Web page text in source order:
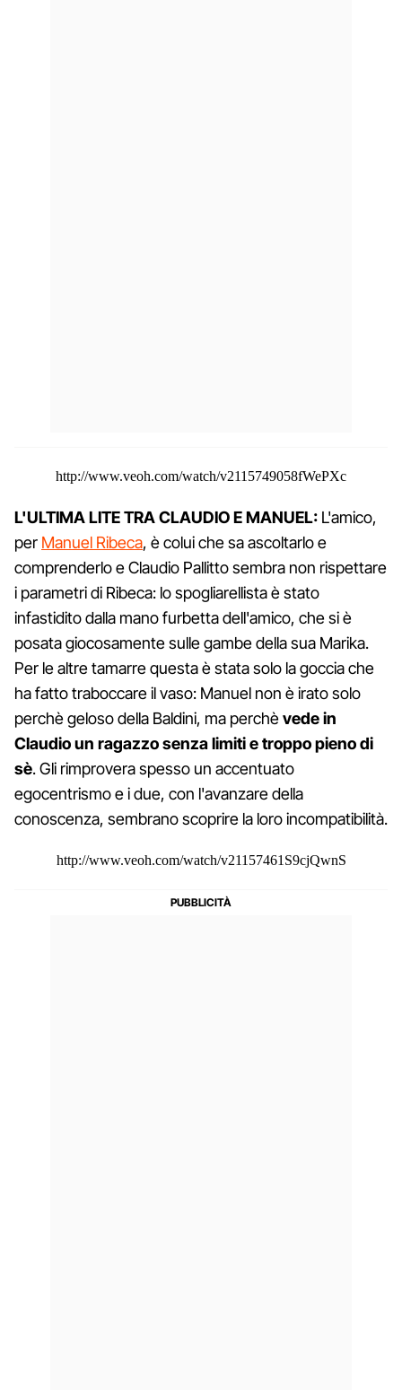
http://www.veoh.com/watch/v2115749058fWePXc
L'ULTIMA LITE TRA CLAUDIO E MANUEL: L'amico,
per Manuel Ribeca, è colui che sa ascoltarlo e
comprenderlo e Claudio Pallitto sembra non rispettare
i parametri di Ribeca: lo spogliarellista è stato
infastidito dalla mano furbetta dell'amico, che si è
posata giocosamente sulle gambe della sua Marika.
Per le altre tamarre questa è stata solo la goccia che
ha fatto traboccare il vaso: Manuel non è irato solo
perchè geloso della Baldini, ma perchèvede in
Claudio un ragazzo senza limiti e troppo pieno di
sè. Gli rimprovera spesso un accentuato
egocentrismo e i due, con l'avanzare della
conoscenza, sembrano scoprire la loro incompatibilità.
http://www.veoh.com/watch/v21157461S9cjQwnS